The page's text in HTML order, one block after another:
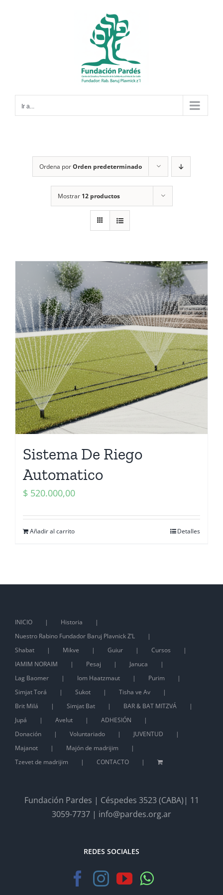
Ir a...
Ordena porOrden predeterminado
Mostrar 12 productos
Sistema De Riego
Automatico
$ 520.000,00
Añadir al carrito Detalles
INICIO
Historia
Nuestro Rabino Fundador Baruj Plavnick Z’L
Shabat
Mikve Guiur
Cursos
IAMIM NORAIM
Pesaj
Januca
Lag Baomer
Iom Haatzmaut
Purim
Simjat Torá
Sukot
Tisha ve Av
Brit Milá
Simjat Bat
BAR & BAT MITZVÁ
Jupá
Avelut
ADHESIÓN
Donación
Voluntariado
JUVENTUD
Majanot
Majón de madrijim
Tzevet de madrijim
CONTACTO
Fundación Pardes | Céspedes 3523 (CABA)| 11
3059-7737 | info@pardes.org.ar
REDES SOCIALES